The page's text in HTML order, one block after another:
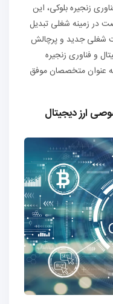
زنجیره بلوکی، این
در زمینه شغلی تبدیل
شغلی جدید و پرچالش
و فناوری زنجیره
عنوان متخصصان موفق
ارز دیجیتال